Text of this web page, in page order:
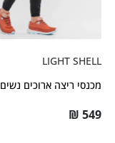
LIGHT SHELL
מכנסי ריצה ארוכים נשים
₪ 549